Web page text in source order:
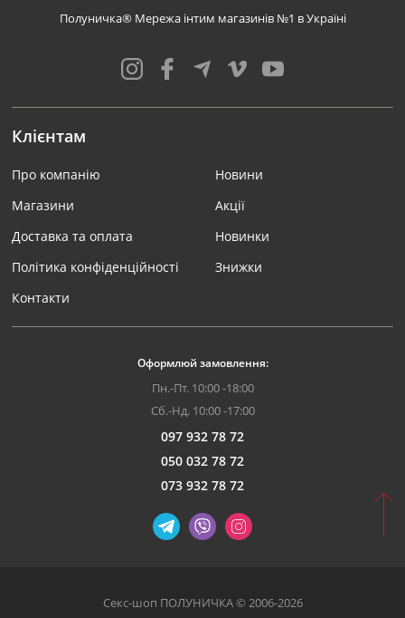
Полуничка® Мережа інтим магазинів №1 в Україні
Клієнтам
Про компанію
Магазини
Доставка та оплата
Політика конфіденційності
Контакти
Новини
Акції
Новинки
Знижки
Оформлюй замовлення:
Пн.-Пт. 10:00 -18:00
Сб.-Нд. 10:00 -17:00
097 932 78 72
050 032 78 72
073 932 78 72
Секс-шоп ПОЛУНИЧКА © 2006-2026